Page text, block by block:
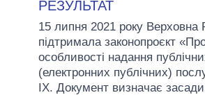
РЕЗУЛЬТАТ
15 липня 2021 року Верховна
підтримала законопроєкт
особливості надання
(електронних публічних)
IX. Документ визначає